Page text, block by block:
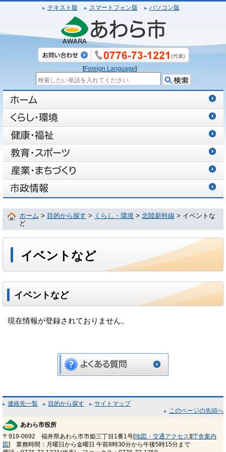
テキスト版 スマートフォン版 パソコン版
[Foreign Language]
ホーム > 目的から探す > くらし・環境 > 北陸新幹線 > イベントな
ど
イベントなど
イベントなど
現在情報が登録されておりません。
連絡先一覧 目的から探す
サイトマップ
このページの先頭へ
あわら市役所
〒919-0692 福井県あわら市市姫三丁目1番1号[地図・交通アクセス][庁舎案内
図] 業務時間：月曜日から金曜日 午前8時30分から午後5時15分まで